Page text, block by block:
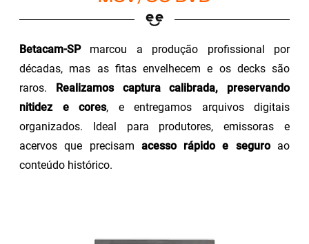
Betacam-SPmarcou a produção profissional por
décadas, mas as fitas envelhecem e os decks são
raros.
Realizamos captura calibrada, preservando
nitidez e cores, e entregamos arquivos digitais
organizados. Ideal para produtores, emissoras e
acervos que precisam acesso rápido e seguroao
conteúdo histórico.